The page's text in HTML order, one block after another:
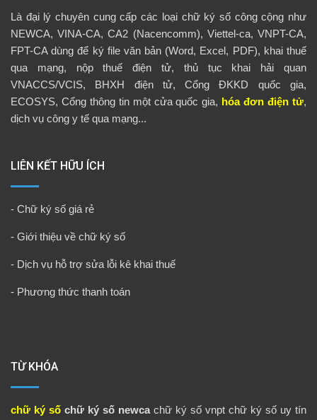
Là đại lý chuyên cung cấp các loại chữ ký số công cộng như
NEWCA, VINA-CA, CA2 (Nacencomm), Viettel-ca, VNPT-CA,
FPT-CA dùng để ký file văn bản (Word, Excel, PDF), khai thuế
qua mạng, nộp thuế điện tử, thủ tục khai hải quan
VNACCS/VCIS, BHXH điện tử, Cổng ĐKKD quốc gia,
ECOSYS, Cổng thông tin một cửa quốc gia, hóa đơn điện tử,
dịch vụ công y tế qua mạng...
LIÊN KẾT HỮU ÍCH
- Chữ ký số giá rẻ
- Giới thiệu về chữ ký số
- Dịch vụ hỗ trợ sửa lỗi kê khai thuế
- Phương thức thanh toán
TỪ KHÓA
chữ ký số chữ ký số newca chữ ký số vnpt chữ ký số uy tín